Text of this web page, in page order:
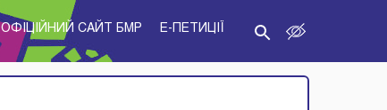
ОФІЦІЙНИЙ САЙТ БМР E-ПЕТИЦІЇ